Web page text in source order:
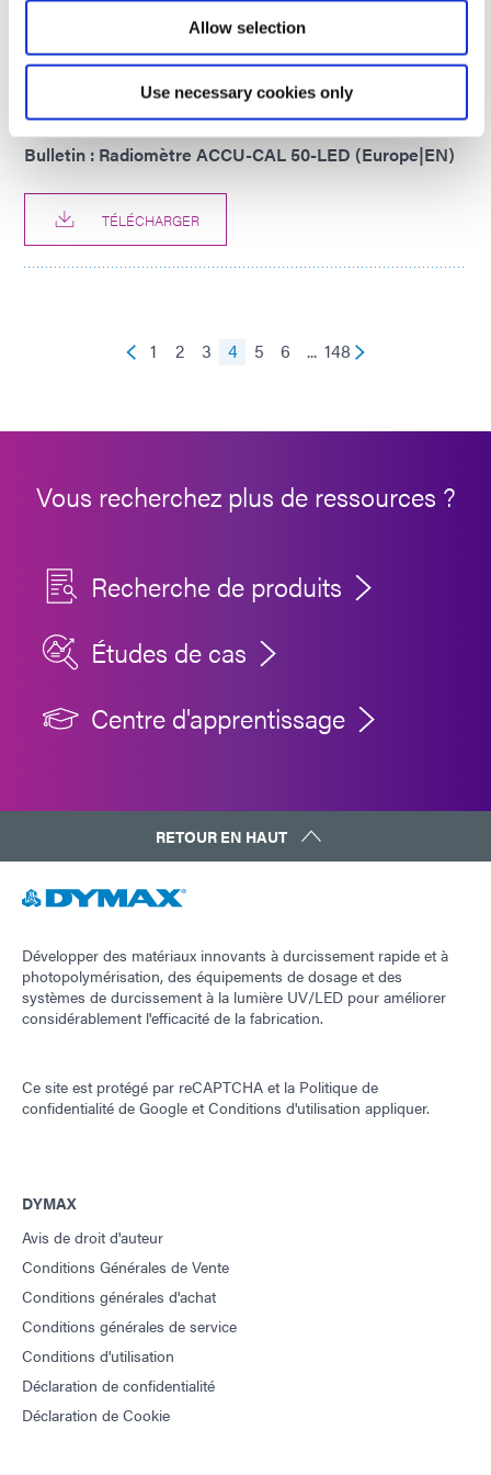
Allow selection
Use necessary cookies only
TÉLÉCHARGER
PRODUCT BULLETIN
Bulletin : Radiomètre ACCU-CAL 50-LED (Europe|EN)
TÉLÉCHARGER
1 2 3 4 5 6 ... 148
Vous recherchez plus de ressources ?
Recherche de produits
Études de cas
Centre d'apprentissage
RETOUR EN HAUT
Développer des matériaux innovants à durcissement rapide et à
photopolymérisation, des équipements de dosage et des
systèmes de durcissement à la lumière UV/LED pour améliorer
considérablement l'efficacité de la fabrication.
Ce site est protégé par reCAPTCHA et la Politique de
confidentialité de Google etConditions d'utilisation appliquer.
DYMAX
Avis de droit d'auteur
Conditions Générales de Vente
Conditions générales d'achat
Conditions générales de service
Conditions d'utilisation
Déclaration de confidentialité
Déclaration de Cookie